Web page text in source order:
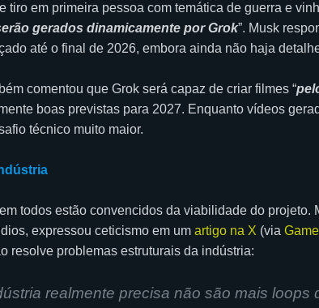
tiro em primeira pessoa com temática de guerra e
gerados dinamicamente por Grok”. Musk
até o final de 2026, embora ainda não haja
comentou que Grok será capaz de criar filmes “
boas previstas para 2027. Enquanto vídeos
técnico muito maior.
todos estão convencidos da viabilidade do projeto.
expressou ceticismo em um artigo na X (via
resolve problemas estruturais da indústria:
realmente precisa não são mais loops